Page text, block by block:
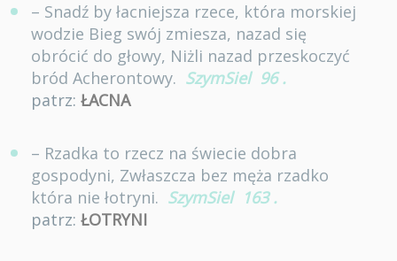
– Snadź by łacniejsza rzece, która morskiej
wodzie Bieg swój zmiesza, nazad się
obrócić do głowy, Niżli nazad przeskoczyć
bród Acherontowy. SzymSiel 96 .
patrz: ŁACNA
– Rzadka to rzecz na świecie dobra
gospodyni, Zwłaszcza bez męża rzadko
która nie łotryni. SzymSiel 163 .
patrz: ŁOTRYNI